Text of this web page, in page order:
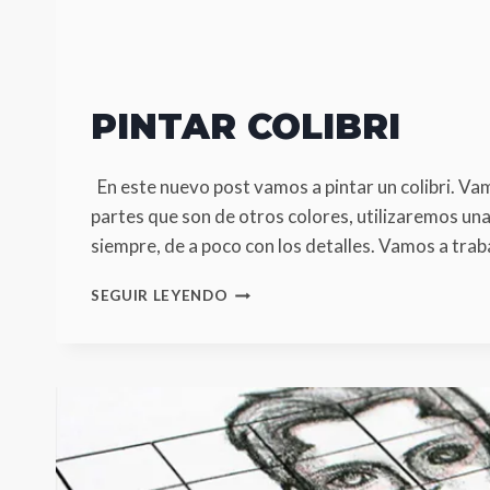
PINTAR COLIBRI
En este nuevo post vamos a pintar un colibri.
partes que son de otros colores, utilizaremos
siempre, de a poco con los detalles. Vamos a
SEGUIR LEYENDO PINTAR